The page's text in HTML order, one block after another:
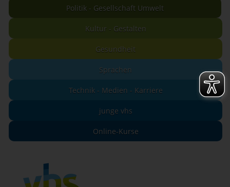
Politik - Gesellschaft Umwelt
Kultur - Gestalten
Gesundheit
Sprachen
Technik - Medien - Karriere
junge vhs
Online-Kurse